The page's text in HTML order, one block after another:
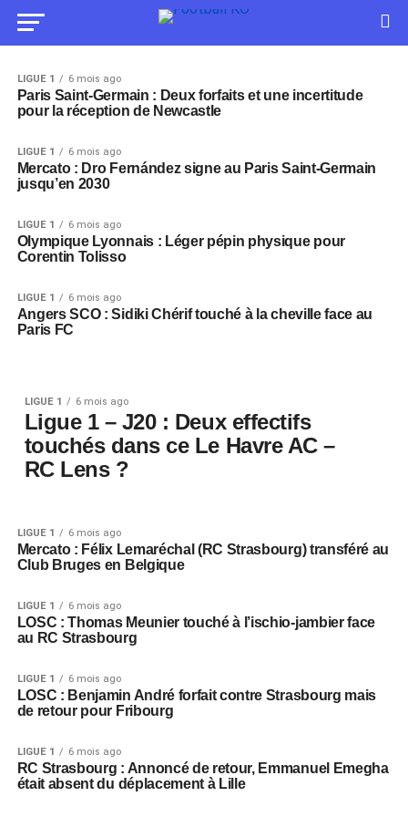
LIGUE 1 6 mois ago
Paris Saint-Germain : Deux forfaits et une incertitude
pour la réception de Newcastle
LIGUE 1 6 mois ago
Mercato : Dro Fernández signe au Paris Saint-Germain
jusqu’en 2030
LIGUE 1 6 mois ago
Olympique Lyonnais : Léger pépin physique pour
Corentin Tolisso
LIGUE 1 6 mois ago
Angers SCO : Sidiki Chérif touché à la cheville face au
Paris FC
LIGUE 1 6 mois ago
Ligue 1 – J20 : Deux effectifs
touchés dans ce Le Havre AC –
RC Lens ?
LIGUE 1 6 mois ago
Mercato : Félix Lemaréchal (RC Strasbourg) transféré au
Club Bruges en Belgique
LIGUE 1 6 mois ago
LOSC : Thomas Meunier touché à l’ischio-jambier face
au RC Strasbourg
LIGUE 1 6 mois ago
LOSC : Benjamin André forfait contre Strasbourg mais
de retour pour Fribourg
LIGUE 1 6 mois ago
RC Strasbourg : Annoncé de retour, Emmanuel Emegha
était absent du déplacement à Lille